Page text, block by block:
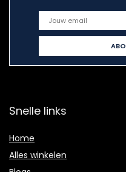
Snelle links
Home
Alles winkelen